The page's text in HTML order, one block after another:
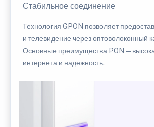
Стабильное соединение
Технология GPON позволяет
и телевидение через оптоволоконный
Основные преимущества PON —
интернета и надежность.